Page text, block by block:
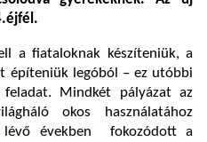
a fiataloknak készíteniük, a
építeniük legóból – ez utóbbi
Mindkét pályázat az
okos használatához
lévő években fokozódott a